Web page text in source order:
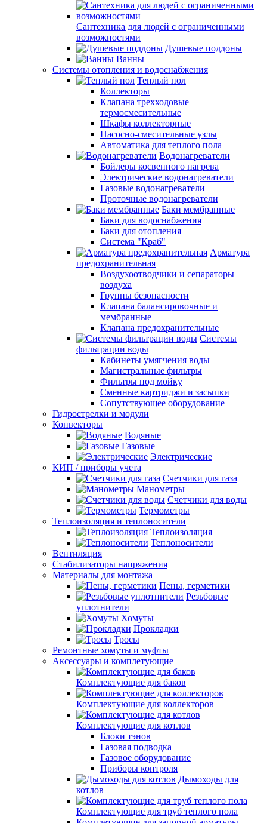
Сантехника для людей с ограниченными
возможностями
Душевые поддоны
Ванны
Системы отопления и водоснабжения
Теплый пол
Коллекторы
Клапана трехходовые
термосмесительные
Шкафы коллекторные
Насосно-смесительные узлы
Автоматика для теплого пола
Водонагреватели
Бойлеры косвенного нагрева
Электрические водонагреватели
Газовые водонагреватели
Проточные водонагреватели
Баки мембранные
Баки для водоснабжения
Баки для отопления
Система "Краб"
Арматура
предохранительная
Воздухоотводчики и сепараторы
воздуха
Группы безопасности
Клапана балансировочные и
мембранные
Клапана предохранительные
Системы
фильтрации воды
Кабинеты умягчения воды
Магистральные фильтры
Фильтры под мойку
Сменные картриджи и засыпки
Сопутствующее оборудование
Гидрострелки и модули
Конвекторы
Водяные
Газовые
Электрические
КИП / приборы учета
Счетчики для газа
Манометры
Счетчики для воды
Термометры
Теплоизоляция и теплоносители
Теплоизоляция
Теплоносители
Вентиляция
Стабилизаторы напряжения
Материалы для монтажа
Пены, герметики
Резьбовые
уплотнители
Хомуты
Прокладки
Тросы
Ремонтные хомуты и муфты
Аксессуары и комплетующие
Комплектующие для баков
Комплектующие для коллекторов
Комплектующие для котлов
Блоки тэнов
Газовая подводка
Газовое оборудование
Приборы контроля
Дымоходы для
котлов
Комплектующие для труб теплого пола